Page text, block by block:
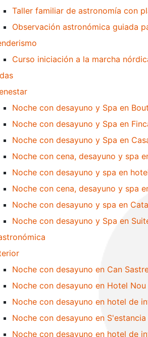
Taller familiar de astronomía con
Observación astronómica guiada
Curso iniciación a la marcha
Noche con desayuno y Spa en
Noche con desayuno y Spa en
Noche con desayuno y Spa en
Noche con cena, desayuno y spa
Noche con desayuno y spa en
Noche con cena, desayuno y spa
Noche con desayuno y spa en
Noche con desayuno y Spa en
Noche con desayuno en Can
Noche con desayuno en Hotel
Noche con desayuno en hotel de
Noche con desayuno en
Noche con desayuno en hotel de